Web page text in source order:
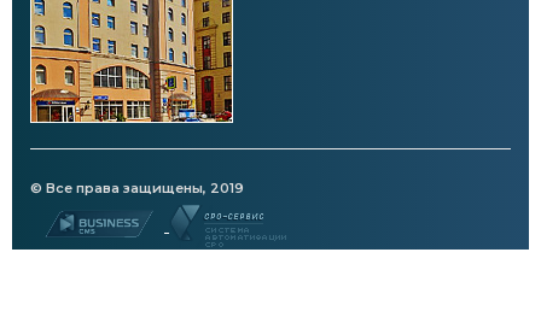
© Все права защищены, 2019